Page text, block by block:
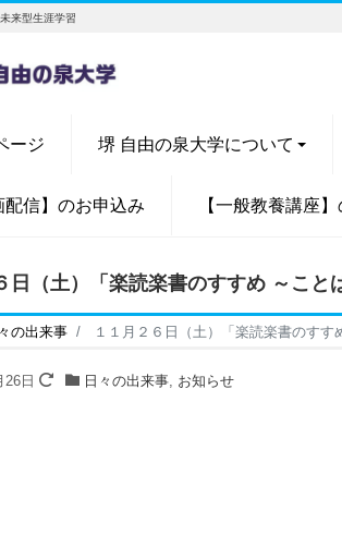
来型生涯学習
ージ 堺 自由の泉大学について
配信】のお申込み 【一般教養講座
日（土）「楽読楽書のすすめ ～こと
の出来事 １１月２６日（土）「楽読楽書のす
26日 日々の出来事, お知らせ